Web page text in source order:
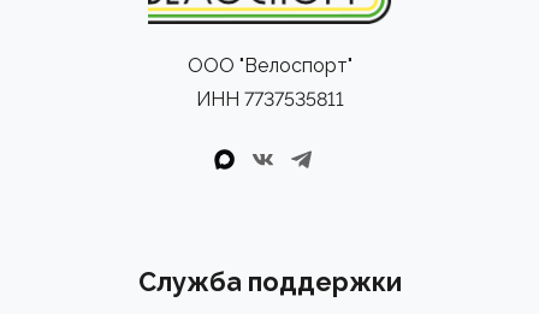
ООО "Велоспорт"
ИНН 7737535811
Служба поддержки